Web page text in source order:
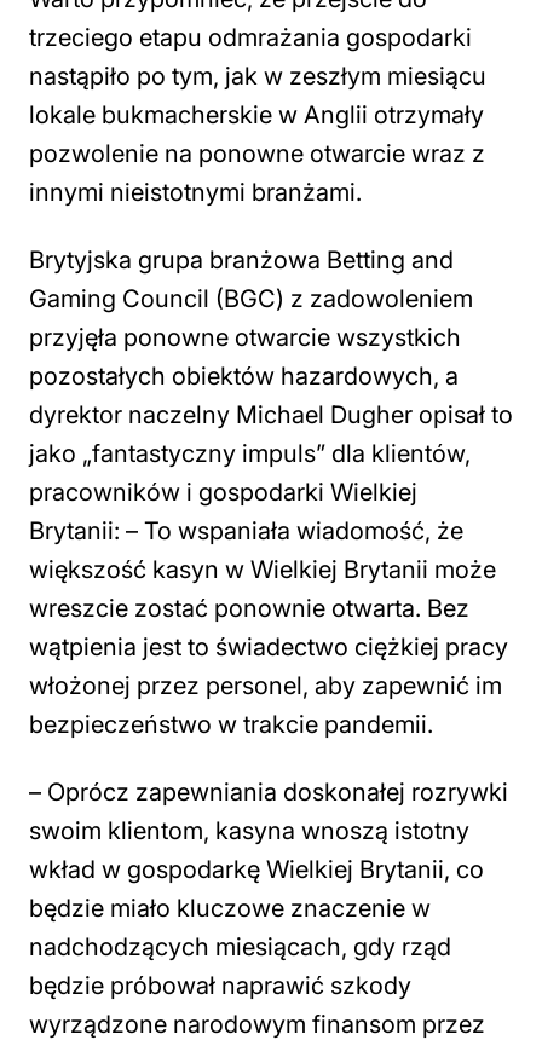
trzeciego etapu odmrażania gospodarki
nastąpiło po tym, jak w zeszłym miesiącu
lokale bukmacherskie w Anglii otrzymały
pozwolenie na ponowne otwarcie wraz z
innymi nieistotnymi branżami.
Brytyjska grupa branżowa Betting and
Gaming Council (BGC) z zadowoleniem
przyjęła ponowne otwarcie wszystkich
pozostałych obiektów hazardowych, a
dyrektor naczelny Michael Dugher opisał to
jako „fantastyczny impuls” dla klientów,
pracowników i gospodarki Wielkiej
Brytanii: – To wspaniała wiadomość, że
większość kasyn w Wielkiej Brytanii może
wreszcie zostać ponownie otwarta. Bez
wątpienia jest to świadectwo ciężkiej pracy
włożonej przez personel, aby zapewnić im
bezpieczeństwo w trakcie pandemii.
– Oprócz zapewniania doskonałej rozrywki
swoim klientom, kasyna wnoszą istotny
wkład w gospodarkę Wielkiej Brytanii, co
będzie miało kluczowe znaczenie w
nadchodzących miesiącach, gdy rząd
będzie próbował naprawić szkody
wyrządzone narodowym finansom przez